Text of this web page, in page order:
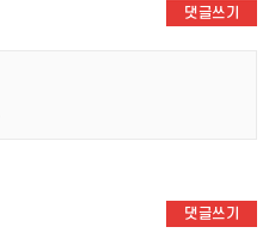
댓글쓰기
댓글쓰기